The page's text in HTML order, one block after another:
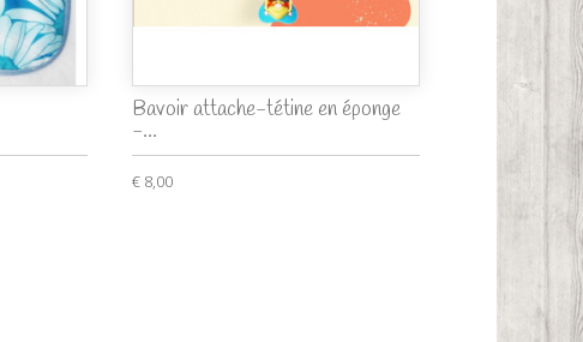
Bavoir attache-tétine en éponge
-...
€ 8,00